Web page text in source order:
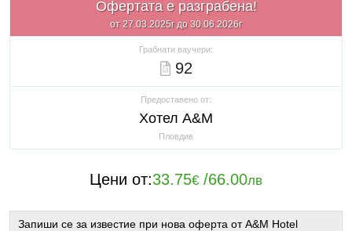
Офертата е разграбена!
от 27.03.2025г до 30.06.2026г
Грабнати ваучери:
92
Предоставено от:
Хотел A&M
Пловдив
Цени от:33.75€ /66.00лв
Запиши се за известие при нова оферта от A&M Hotel